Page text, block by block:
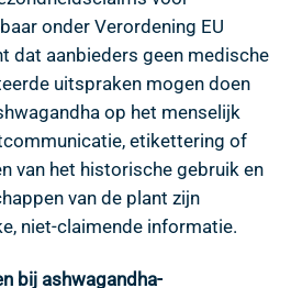
onder Verordening EU
dat aanbieders geen medische
uitspraken mogen doen
op het menselijk
etikettering of
van het historische gebruik en
van de plant zijn
niet-claimende informatie.
bij ashwagandha-